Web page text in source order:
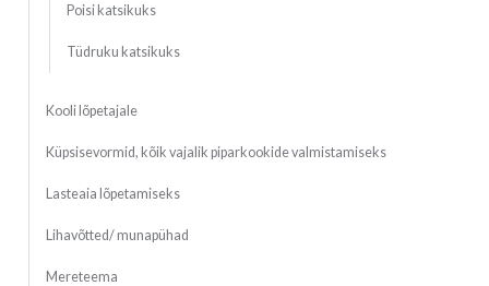
Poisi katsikuks
Tüdruku katsikuks
Kooli lõpetajale
Küpsisevormid, kõik vajalik piparkookide valmistamiseks
Lasteaia lõpetamiseks
Lihavõtted/ munapühad
Mereteema